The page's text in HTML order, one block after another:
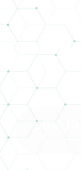
Lire la